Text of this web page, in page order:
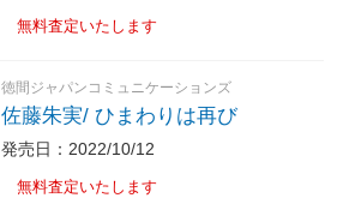
無料査定いたします
徳間ジャパンコミュニケーションズ
佐藤朱実/ ひまわりは再び
発売日：2022/10/12
無料査定いたします